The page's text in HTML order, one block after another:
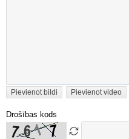
Pievienot bildi Pievienot video
Drošības kods